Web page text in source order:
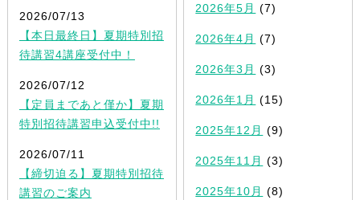
2026/07/13
【本日最終日】夏期特別招
待講習4講座受付中！
2026/07/12
【定員まであと僅か】夏期
特別招待講習申込受付中!!
2026/07/11
【締切迫る】夏期特別招待
講習のご案内
2026年5月 (7)
2026年4月 (7)
2026年3月 (3)
2026年1月 (15)
2025年12月 (9)
2025年11月 (3)
2025年10月 (8)